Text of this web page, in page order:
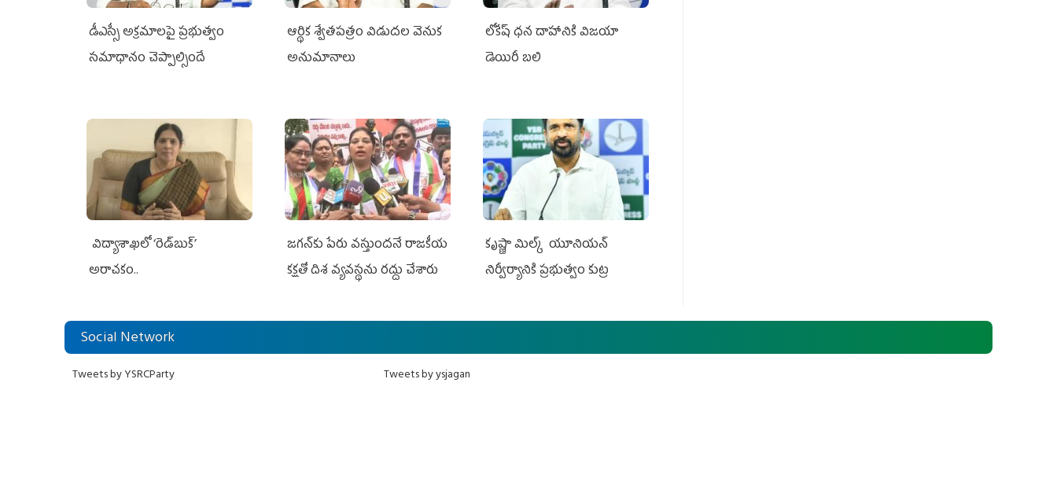
డీఎస్సీ అక్రమాలపై ప్రభుత్వం
సమాధానం చెప్పాల్సిందే
ఆర్థిక శ్వేతపత్రం విడుదల వెనుక
అనుమానాలు
లోకేష్ ధ‌న దాహానికి విజ‌యా
డెయిరీ బ‌లి
విద్యాశాఖలో ‘రెడ్‌బుక్’
అరాచకం..
జగన్‌కు పేరు వస్తుందనే రాజకీయ
కక్షతో దిశ వ్య‌వ‌స్థ‌ను రద్దు చేశారు
కృష్ణా మిల్క్‌ యూనియన్‌
నిర్వీర్యానికి ప్రభుత్వం కుట్ర
Social Network
Tweets by YSRCParty Tweets by ysjagan